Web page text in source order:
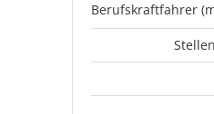
Berufskraftfahrer